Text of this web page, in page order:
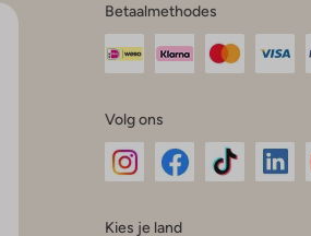
Betaalmethodes
Volg ons
Kies je land